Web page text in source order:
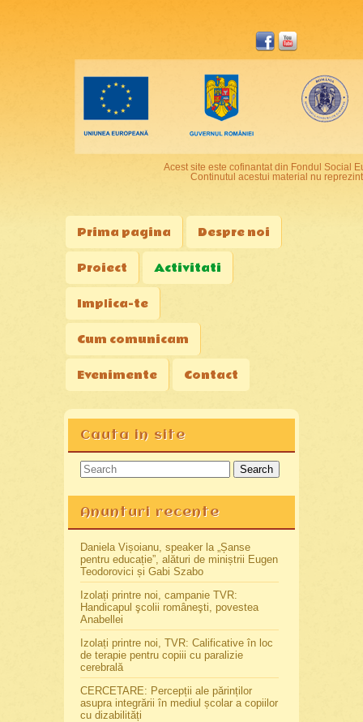
Acest site este cofinantat din Fondul Social
Continutul acestui material nu
Prima pagina Despre noi
Proiect Activitati
Implica-te
Cum comunicam
Evenimente Contact
Cauta in site
Search
Anunturi recente
Daniela Vișoianu, speaker la „Șanse
pentru educație”, alături de miniștrii Eugen
Teodorovici și Gabi Szabo
Izolați printre noi, campanie TVR:
Handicapul şcolii româneşti, povestea
Anabellei
Izolați printre noi, TVR: Calificative în loc
de terapie pentru copiii cu paralizie
cerebrală
CERCETARE: Percepții ale părinților
asupra integrării în mediul școlar a copiilor
cu dizabilități